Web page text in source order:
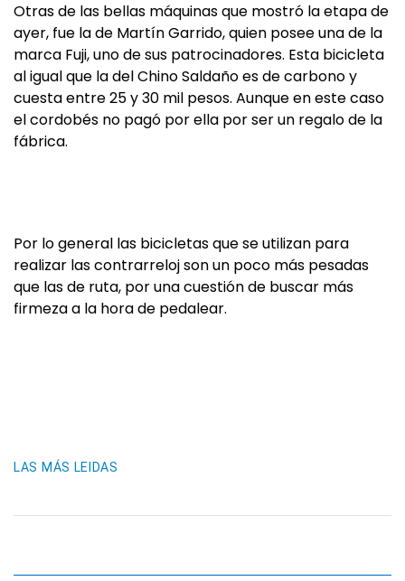
Otras de las bellas máquinas que mostró la etapa de
ayer, fue la de Martín Garrido, quien posee una de la
marca Fuji, uno de sus patrocinadores. Esta bicicleta
al igual que la del Chino Saldaño es de carbono y
cuesta entre 25 y 30 mil pesos. Aunque en este caso
el cordobés no pagó por ella por ser un regalo de la
fábrica.
Por lo general las bicicletas que se utilizan para
realizar las contrarreloj son un poco más pesadas
que las de ruta, por una cuestión de buscar más
firmeza a la hora de pedalear.
LAS MÁS LEIDAS